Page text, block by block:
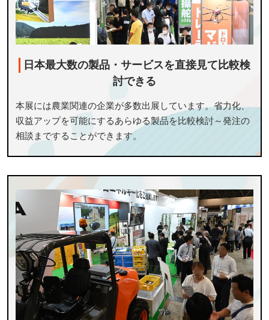
日本最大数の製品・サービスを直接見て比較検
討できる
本展には農業関連の企業が多数出展しています。省力化、
収益アップを可能にするあらゆる製品を比較検討～発注の
相談まですることができます。